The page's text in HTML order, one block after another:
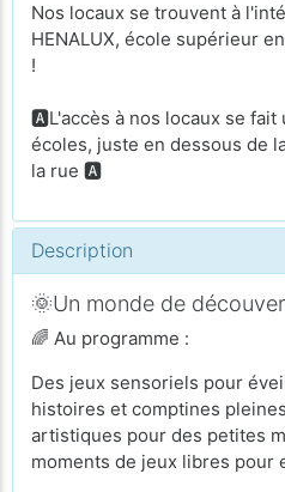
Nos locaux se trouvent à
HENALUX, école supérieur
!
🅰️L'accès à nos locaux se fait
écoles, juste en dessous de
la rue 🅰️
Description
🌞Un monde de
🌈 Au programme :
Des jeux sensoriels pour
histoires et comptines
artistiques pour des petites
moments de jeux libres pour